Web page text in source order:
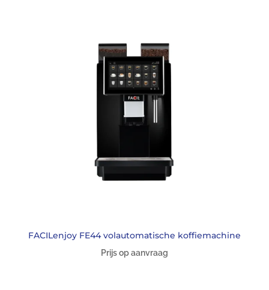
FACILenjoy FE44 volautomatische koffiemachine
Prijs op aanvraag